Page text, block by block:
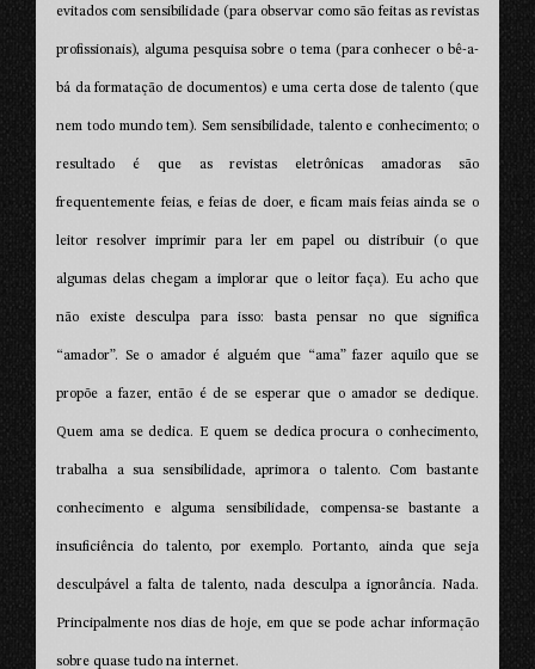
evitados com sensibilidade (para observar como são feitas as revistas
profissionais), alguma pesquisa sobre o tema (para conhecer o bê-a-
bá da formatação de documentos) e uma certa dose de talento (que
nem todo mundo tem). Sem sensibilidade, talento e conhecimento; o
resultado é que as revistas eletrônicas amadoras são
frequentemente feias, e feias de doer, e ficam mais feias ainda se o
leitor resolver imprimir para ler em papel ou distribuir (o que
algumas delas chegam a implorar que o leitor faça). Eu acho que
não existe desculpa para isso: basta pensar no que significa
“amador”. Se o amador é alguém que “ama” fazer aquilo que se
propõe a fazer, então é de se esperar que o amador se dedique.
Quem ama se dedica. E quem se dedica procura o conhecimento,
trabalha a sua sensibilidade, aprimora o talento. Com bastante
conhecimento e alguma sensibilidade, compensa-se bastante a
insuficiência do talento, por exemplo. Portanto, ainda que seja
desculpável a falta de talento, nada desculpa a ignorância. Nada.
Principalmente nos dias de hoje, em que se pode achar informação
sobre quase tudo na internet.